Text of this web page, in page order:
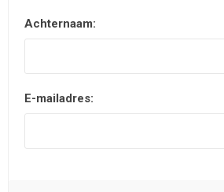
Achternaam:
E-mailadres: